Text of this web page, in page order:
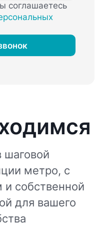
соглашаетесь
шаговой
метро, с
собственной
для вашего